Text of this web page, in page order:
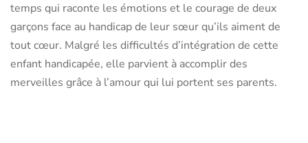
temps qui raconte les émotions et le courage de deux
garçons face au handicap de leur sœur qu’ils aiment de
tout cœur. Malgré les difficultés d’intégration de cette
enfant handicapée, elle parvient à accomplir des
merveilles grâce à l’amour qui lui portent ses parents.